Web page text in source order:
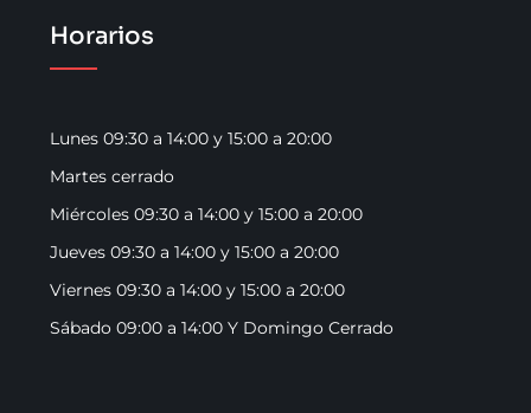
Estetica
Blog
Contacto
Horarios
Lunes 09:30 a 14:00 y 15:00 a 20:00
Martes cerrado
Miércoles 09:30 a 14:00 y 15:00 a 20:00
Jueves 09:30 a 14:00 y 15:00 a 20:00
Viernes 09:30 a 14:00 y 15:00 a 20:00
Sábado 09:00 a 14:00 Y Domingo Cerrado